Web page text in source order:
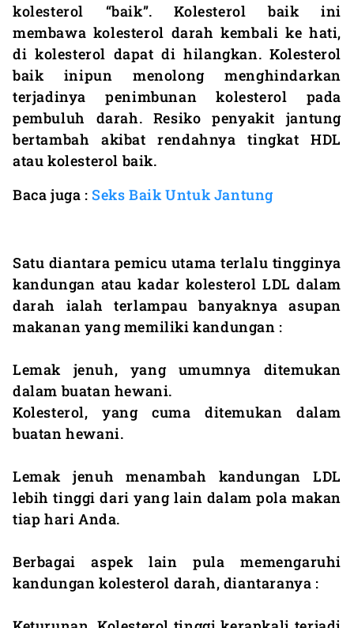
kolesterol “baik”. Kolesterol baik ini
membawa kolesterol darah kembali ke hati,
di kolesterol dapat di hilangkan. Kolesterol
baik inipun menolong menghindarkan
terjadinya penimbunan kolesterol pada
pembuluh darah. Resiko penyakit jantung
bertambah akibat rendahnya tingkat HDL
atau kolesterol baik.
Baca juga : Seks Baik Untuk Jantung
Satu diantara pemicu utama terlalu tingginya
kandungan atau kadar kolesterol LDL dalam
darah ialah terlampau banyaknya asupan
makanan yang memiliki kandungan :
Lemak jenuh, yang umumnya ditemukan
dalam buatan hewani.
Kolesterol, yang cuma ditemukan dalam
buatan hewani.
Lemak jenuh menambah kandungan LDL
lebih tinggi dari yang lain dalam pola makan
tiap hari Anda.
Berbagai aspek lain pula memengaruhi
kandungan kolesterol darah, diantaranya :